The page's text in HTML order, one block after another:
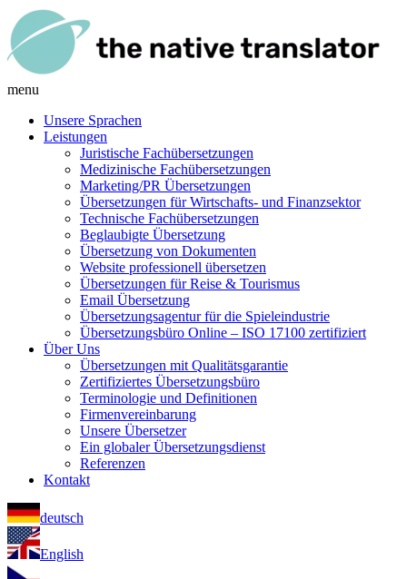
menu
Unsere Sprachen
Leistungen
Juristische Fachübersetzungen
Medizinische Fachübersetzungen
Marketing/PR Übersetzungen
Übersetzungen für Wirtschafts- und Finanzsektor
Technische Fachübersetzungen
Beglaubigte Übersetzung
Übersetzung von Dokumenten
Website professionell übersetzen
Übersetzungen für Reise & Tourismus
Email Übersetzung
Übersetzungsagentur für die Spieleindustrie
Übersetzungsbüro Online – ISO 17100 zertifiziert
Über Uns
Übersetzungen mit Qualitätsgarantie
Zertifiziertes Übersetzungsbüro
Terminologie und Definitionen
Firmenvereinbarung
Unsere Übersetzer
Ein globaler Übersetzungsdienst
Referenzen
Kontakt
deutsch
English